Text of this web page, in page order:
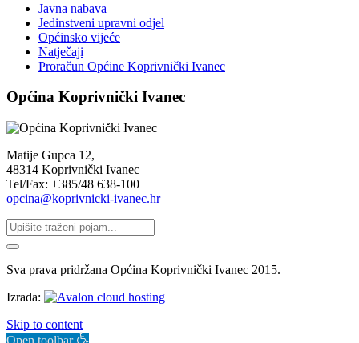
Javna nabava
Jedinstveni upravni odjel
Općinsko vijeće
Natječaji
Proračun Općine Koprivnički Ivanec
Općina Koprivnički Ivanec
Matije Gupca 12,
48314 Koprivnički Ivanec
Tel/Fax: +385/48 638-100
opcina@koprivnicki-ivanec.hr
Sva prava pridržana Općina Koprivnički Ivanec 2015.
Izrada:
Skip to content
Open toolbar